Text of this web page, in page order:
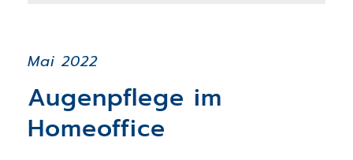
Mai 2022
Augenpflege im
Homeoffice